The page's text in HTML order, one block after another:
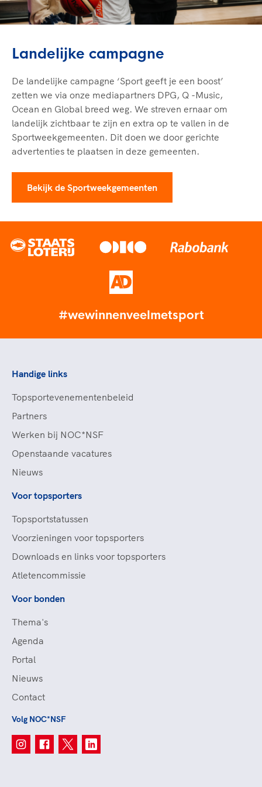
Landelijke campagne
De landelijke campagne ‘Sport geeft je een boost’
zetten we via onze mediapartners DPG, Q -Music,
Ocean en Global breed weg. We streven ernaar om
landelijk zichtbaar te zijn en extra op te vallen in de
Sportweekgemeenten. Dit doen we door gerichte
advertenties te plaatsen in deze gemeenten.
Bekijk de Sportweekgemeenten
#wewinnenveelmetsport
Handige links
Topsportevenementenbeleid
Partners
Werken bij NOC*NSF
Openstaande vacatures
Nieuws
Voor topsporters
Topsportstatussen
Voorzieningen voor topsporters
Downloads en links voor topsporters
Atletencommissie
Voor bonden
Thema's
Agenda
Portal
Nieuws
Contact
Volg NOC*NSF